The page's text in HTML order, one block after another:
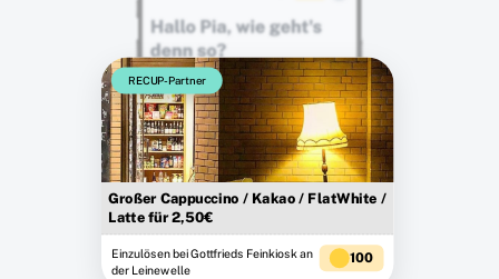
RECUP-Partner
Großer Cappuccino / Kakao / FlatWhite /
Latte für 2,50€
Einzulösen bei Gottfrieds Feinkiosk an
der Leinewelle
100